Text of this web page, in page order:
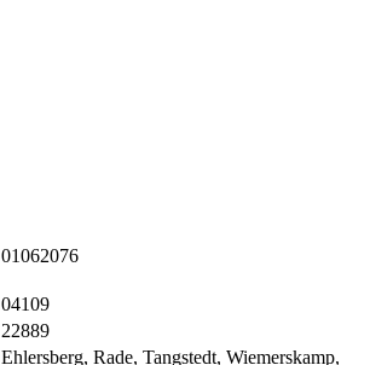
01062076
04109
22889
Ehlersberg, Rade, Tangstedt, Wiemerskamp,